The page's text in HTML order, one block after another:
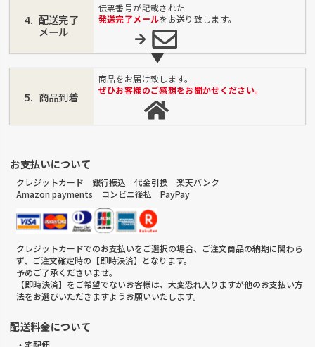
配送完了
メール
伝票番号が記載された
発送完了メールをお送り致します。
商品到着
商品をお届け致します。
ぜひお客様のご感想をお聞かせください。
お支払いについて
クレジットカード 銀行振込 代金引換 楽天バンク
Amazon payments コンビニ後払 PayPay
クレジットカードでのお支払いをご選択の場合、ご注文商品の納期に関わら
ず、ご注文確定時の【即時決済】となります。
予めご了承くださいませ。
【即時決済】をご希望でないお客様は、大変恐れ入りますが他のお支払い方
法をお選びいただきますようお願いいたします。
配送料金について
・宅配便